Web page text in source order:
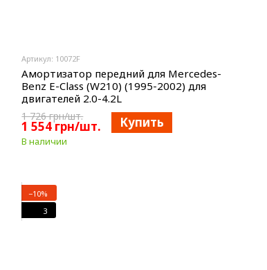
Артикул: 10072F
Амортизатор передний для Mercedes-
Benz E-Class (W210) (1995-2002) для
двигателей 2.0-4.2L
1 726 грн/шт.
1 554 грн/шт. Купить
В наличии
−10%
3